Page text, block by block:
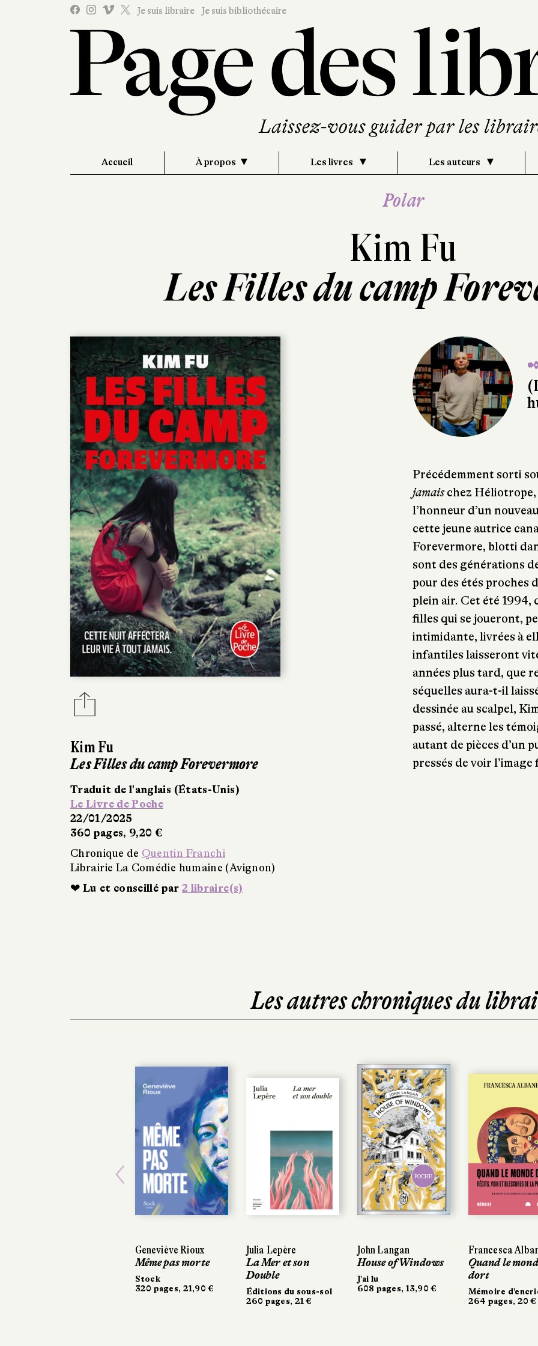
Je suis libraire Je suis bibliothécaire
Accueil À propos Les livres Les auteurs
Polar
Kim Fu
Les Filles du camp
Kim Fu
Les Filles du camp Forevermore
Traduit de l'anglais (États-Unis)
Le Livre de Poche
22/01/2025
360 pages, 9,20 €
Chronique de Quentin Franchi
Librairie La Comédie humaine (Avignon)
❤ Lu et conseillé par 2 libraire(s)
Précédemment sorti
jamaischez Héliotrope,
l’honneur d’un
cette jeune autrice
Forevermore, blotti
sont des générations
pour des étés proches
plein air. Cet été 1994,
filles qui se joueront,
intimidante, livrées à
infantiles laisseront
années plus tard, que
séquelles aura-t-il
dessinée au scalpel,
passé, alterne les
autant de pièces d’un
pressés de voir l’image
Les autres chroniques du
Geneviève Rioux
Même pas morte
Stock
320 pages, 21,90 €
Julia Lepère
La Mer et son
Double
Éditions du sous-sol
260 pages, 21 €
POCHE
John Langan
House of Windows
J'ai lu
608 pages, 13,90 €
Francesca
Quand le
dort
Mémoire
264 pages, 20 €
Julia Lepère
La Mer et son
Double
Éditions du sous-sol
260 pages, 21 €
POCHE
John Langan
House of Windows
J'ai lu
608 pages, 13,90 €
Francesca
Quand le
dort
Mémoire
264 pages, 20 €
Previous